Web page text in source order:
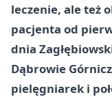
leczenie, ale też
pacjenta od
dnia
Dąbrowie
pielęgniarek i